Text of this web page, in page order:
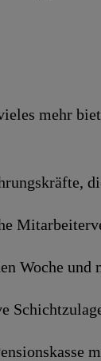
mehr
Woche und